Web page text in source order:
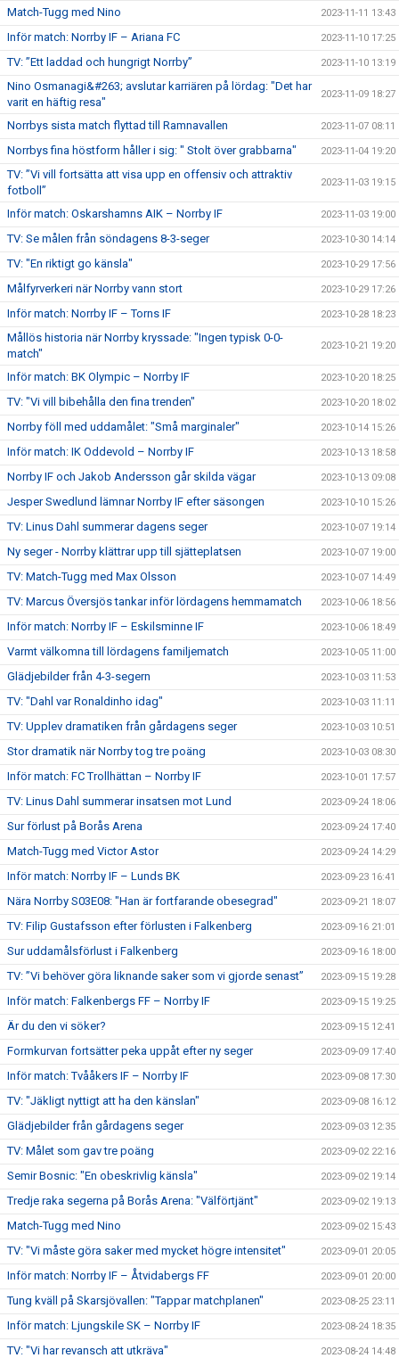
Match-Tugg med Nino 2023-11-11 13:43
Inför match: Norrby IF – Ariana FC 2023-11-10 17:25
TV: ”Ett laddad och hungrigt Norrby” 2023-11-10 13:19
Nino Osmanagi&#263; avslutar karriären på lördag: "Det har
varit en häftig resa"
2023-11-09 18:27
Norrbys sista match flyttad till Ramnavallen 2023-11-07 08:11
Norrbys fina höstform håller i sig: " Stolt över grabbarna" 2023-11-04 19:20
TV: ”Vi vill fortsätta att visa upp en offensiv och attraktiv
fotboll”
2023-11-03 19:15
Inför match: Oskarshamns AIK – Norrby IF 2023-11-03 19:00
TV: Se målen från söndagens 8-3-seger 2023-10-30 14:14
TV: "En riktigt go känsla" 2023-10-29 17:56
Målfyrverkeri när Norrby vann stort 2023-10-29 17:26
Inför match: Norrby IF – Torns IF 2023-10-28 18:23
Mållös historia när Norrby kryssade: "Ingen typisk 0-0-
match"
2023-10-21 19:20
Inför match: BK Olympic – Norrby IF 2023-10-20 18:25
TV: "Vi vill bibehålla den fina trenden" 2023-10-20 18:02
Norrby föll med uddamålet: "Små marginaler" 2023-10-14 15:26
Inför match: IK Oddevold – Norrby IF 2023-10-13 18:58
Norrby IF och Jakob Andersson går skilda vägar 2023-10-13 09:08
Jesper Swedlund lämnar Norrby IF efter säsongen 2023-10-10 15:26
TV: Linus Dahl summerar dagens seger 2023-10-07 19:14
Ny seger - Norrby klättrar upp till sjätteplatsen 2023-10-07 19:00
TV: Match-Tugg med Max Olsson 2023-10-07 14:49
TV: Marcus Översjös tankar inför lördagens hemmamatch 2023-10-06 18:56
Inför match: Norrby IF – Eskilsminne IF 2023-10-06 18:49
Varmt välkomna till lördagens familjematch 2023-10-05 11:00
Glädjebilder från 4-3-segern 2023-10-03 11:53
TV: "Dahl var Ronaldinho idag" 2023-10-03 11:11
TV: Upplev dramatiken från gårdagens seger 2023-10-03 10:51
Stor dramatik när Norrby tog tre poäng 2023-10-03 08:30
Inför match: FC Trollhättan – Norrby IF 2023-10-01 17:57
TV: Linus Dahl summerar insatsen mot Lund 2023-09-24 18:06
Sur förlust på Borås Arena 2023-09-24 17:40
Match-Tugg med Victor Astor 2023-09-24 14:29
Inför match: Norrby IF – Lunds BK 2023-09-23 16:41
Nära Norrby S03E08: "Han är fortfarande obesegrad" 2023-09-21 18:07
TV: Filip Gustafsson efter förlusten i Falkenberg 2023-09-16 21:01
Sur uddamålsförlust i Falkenberg 2023-09-16 18:00
TV: ”Vi behöver göra liknande saker som vi gjorde senast” 2023-09-15 19:28
Inför match: Falkenbergs FF – Norrby IF 2023-09-15 19:25
Är du den vi söker? 2023-09-15 12:41
Formkurvan fortsätter peka uppåt efter ny seger 2023-09-09 17:40
Inför match: Tvååkers IF – Norrby IF 2023-09-08 17:30
TV: "Jäkligt nyttigt att ha den känslan" 2023-09-08 16:12
Glädjebilder från gårdagens seger 2023-09-03 12:35
TV: Målet som gav tre poäng 2023-09-02 22:16
Semir Bosnic: "En obeskrivlig känsla" 2023-09-02 19:14
Tredje raka segerna på Borås Arena: "Välförtjänt" 2023-09-02 19:13
Match-Tugg med Nino 2023-09-02 15:43
TV: "Vi måste göra saker med mycket högre intensitet" 2023-09-01 20:05
Inför match: Norrby IF – Åtvidabergs FF 2023-09-01 20:00
Tung kväll på Skarsjövallen: "Tappar matchplanen" 2023-08-25 23:11
Inför match: Ljungskile SK – Norrby IF 2023-08-24 18:35
TV: "Vi har revansch att utkräva" 2023-08-24 14:48